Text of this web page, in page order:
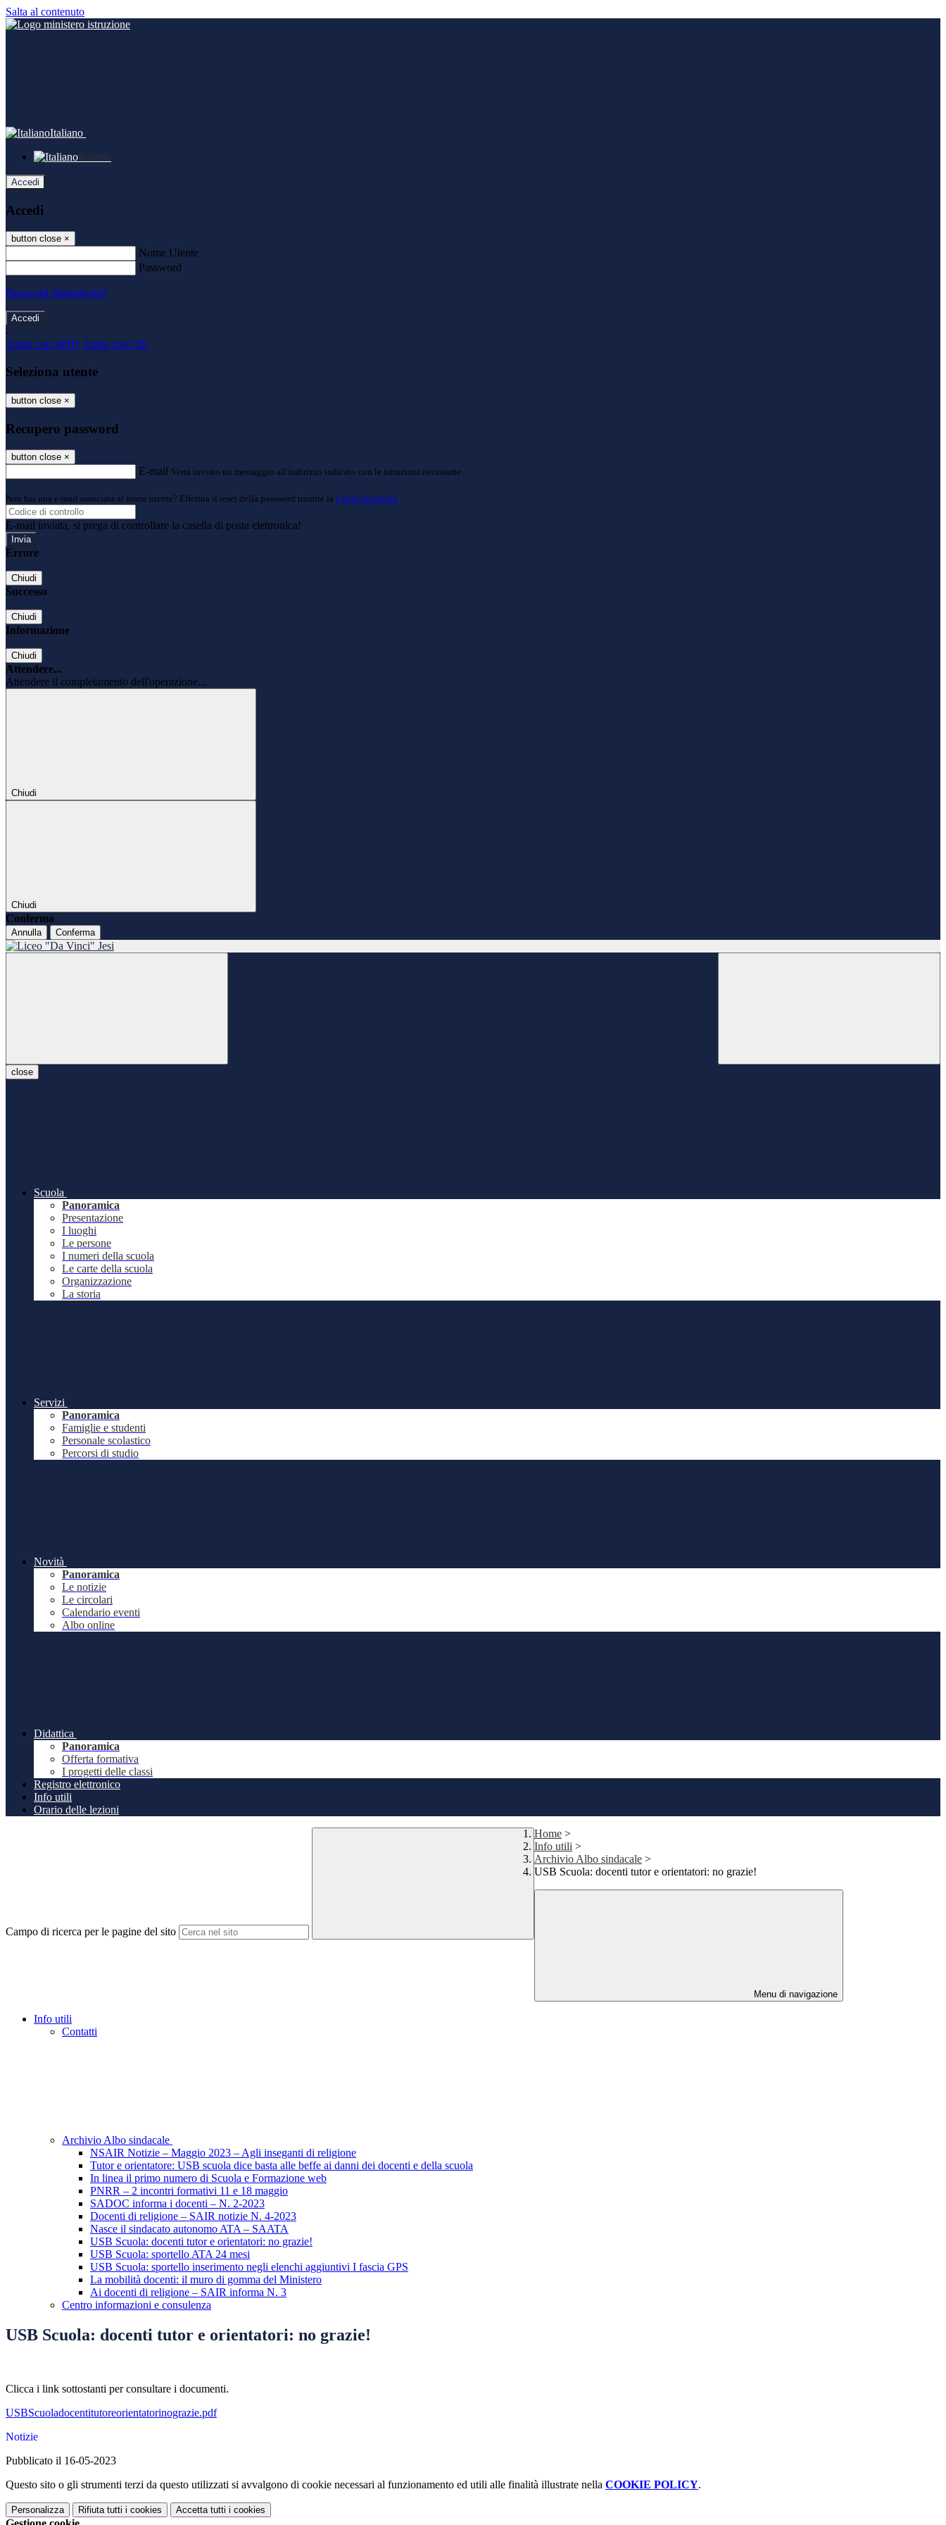
Salta al contenuto
Italiano
Italiano
Accedi
Accedi
button close ×
Nome Utente
Password
Password dimenticata?
-
Entra con SPID Entra con CIE
Seleziona utente
button close ×
Recupero password
button close ×
E-mail Verrà inviato un messaggio all'indirizzo indicato con le istruzioni necessarie.
Non hai una e-mail associata al nome utente? Effettua il reset della password tramite la Login Spaggiari
E-mail inviata, si prega di controllare la casella di posta elettronica!
Errore
Chiudi
Successo
Chiudi
Informazione
Chiudi
Attendere...
Attendere il completamento dell'operazione...
Chiudi
Chiudi
Conferma
Annulla Conferma
close
Scuola
Panoramica
Presentazione
I luoghi
Le persone
I numeri della scuola
Le carte della scuola
Organizzazione
La storia
Servizi
Panoramica
Famiglie e studenti
Personale scolastico
Percorsi di studio
Novità
Panoramica
Le notizie
Le circolari
Calendario eventi
Albo online
Didattica
Panoramica
Offerta formativa
I progetti delle classi
Registro elettronico
Info utili
Orario delle lezioni
Campo di ricerca per le pagine del sito
Home >
Info utili >
Archivio Albo sindacale >
USB Scuola: docenti tutor e orientatori: no grazie!
Menu di navigazione
Info utili
Contatti
Archivio Albo sindacale
NSAIR Notizie – Maggio 2023 – Agli inseganti di religione
Tutor e orientatore: USB scuola dice basta alle beffe ai danni dei docenti e della scuola
In linea il primo numero di Scuola e Formazione web
PNRR – 2 incontri formativi 11 e 18 maggio
SADOC informa i docenti – N. 2-2023
Docenti di religione – SAIR notizie N. 4-2023
Nasce il sindacato autonomo ATA – SAATA
USB Scuola: docenti tutor e orientatori: no grazie!
USB Scuola: sportello ATA 24 mesi
USB Scuola: sportello inserimento negli elenchi aggiuntivi I fascia GPS
La mobilità docenti: il muro di gomma del Ministero
Ai docenti di religione – SAIR informa N. 3
Centro informazioni e consulenza
USB Scuola: docenti tutor e orientatori: no grazie!
Clicca i link sottostanti per consultare i documenti.
USBScuoladocentitutoreorientatorinograzie.pdf
Notizie
Pubblicato il 16-05-2023
Questo sito o gli strumenti terzi da questo utilizzati si avvalgono di cookie necessari al funzionamento ed utili alle finalità illustrate nella COOKIE POLICY.
Personalizza Rifiuta tutti i cookies Accetta tutti i cookies